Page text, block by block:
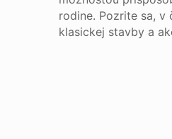
rodine. Pozrite sa, v
klasickej stavby a